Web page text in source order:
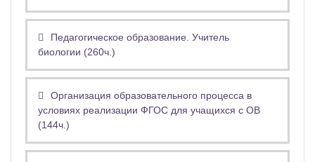
Педагогическое образование. Учитель
биологии (260ч.)
Организация образовательного процесса в
условиях реализации ФГОС для учащихся с ОВ
(144ч.)